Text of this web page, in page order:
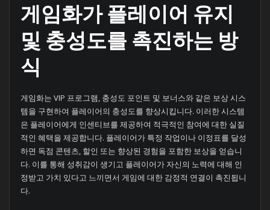
게임화가 플레이어 유지
및 충성도를 촉진하는 방
식
게임화는 VIP 프로그램, 충성도 포인트 및 보너스와 같은 보상 시스
템을 구현하여 플레이어의 충성도를 향상시킵니다. 이러한 시스템
은 플레이어에게 인센티브를 제공하여 적극적인 참여에 대한 실질
적인 혜택을 제공합니다. 플레이어가 특정 작업이나 이정표를 달성
하면 독점 콘텐츠, 할인 또는 향상된 경험을 포함한 보상을 얻습니
다. 이를 통해 성취감이 생기고 플레이어가 자신의 노력에 대해 인
정받고 가치 있다고 느끼면서 게임에 대한 감정적 연결이 촉진됩니
다.